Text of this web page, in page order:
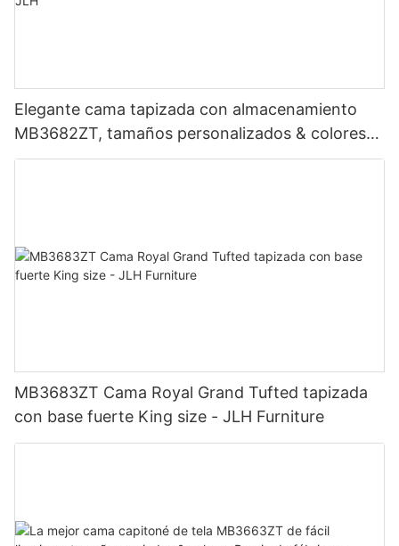
Elegante cama tapizada con almacenamiento
MB3682ZT, tamaños personalizados & colores
Precio de fábrica - Muebles JLH
MB3683ZT Cama Royal Grand Tufted tapizada
con base fuerte King size - JLH Furniture